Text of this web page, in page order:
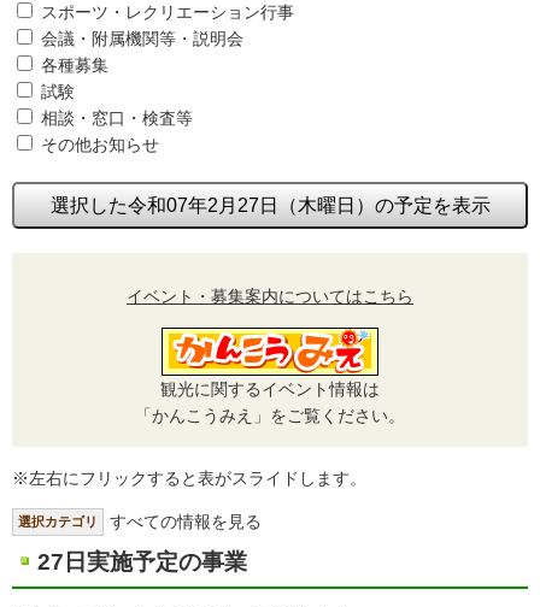
スポーツ・レクリエーション行事
会議・附属機関等・説明会
各種募集
試験
相談・窓口・検査等
その他お知らせ
選択した令和07年2月27日（木曜日）の予定を表示
イベント・募集案内についてはこちら
観光に関するイベント情報は
「かんこうみえ」をご覧ください。
※左右にフリックすると表がスライドします。
選択カテゴリ すべての情報を見る
27日実施予定の事業